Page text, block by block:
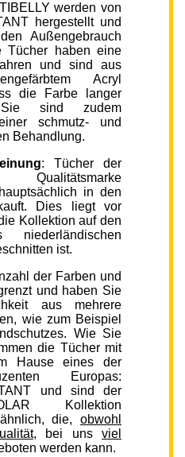
werden von
hergestellt und
Außengebrauch
Tücher haben eine
und sind aus
Acryl
die Farbe langer
sind zudem
schmutz- und
Behandlung.
: Tücher der
Qualitätsmarke
in den
Dies liegt vor
Kollektion auf den
niederländischen
ist.
der Farben und
und haben Sie
aus mehrere
wie zum Beispiel
Wie Sie
die Tücher mit
Hause eines der
Europas:
und sind der
Kollektion
die, obwohl
, bei unsviel
werden kann.